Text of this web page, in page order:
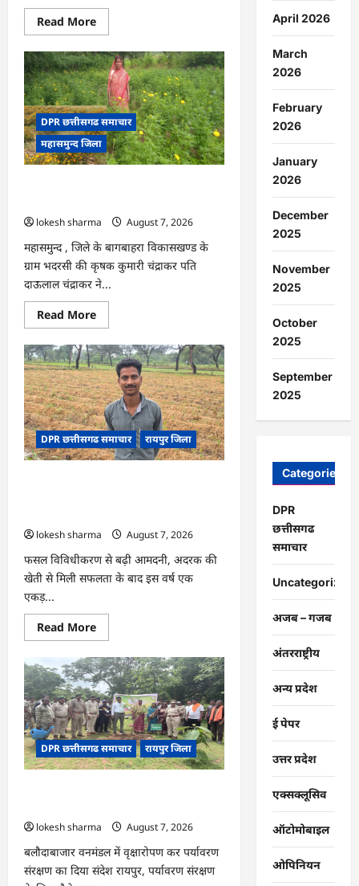
Read MoreRead
more
CG
:
15
अगस्त
को
जिले
में
आजादी
का
जश्न
साक्षरता
में
जाएगा
DPR छत्तीसगढ समाचार
महासमुन्द जिला
lokesh sharma
August 7, 2026
महासमुन्द , जिले के बागबाहरा विकासखण्ड के
ग्राम भदरसी की कृषक कुमारी चंद्राकर पति
दाऊलाल चंद्राकर ने...
Read MoreRead
more
CG
:
गेंदे
की
खेती
से
कुमारी
चंद्राकर
ने
बढ़ाई
अपनी
DPR छत्तीसगढ समाचार रायपुर जिला
lokesh sharma
August 7, 2026
फसल विविधीकरण से बढ़ी आमदनी, अदरक की
खेती से मिली सफलता के बाद इस वर्ष एक
एकड़...
Read MoreRead
more
CG
:
धान
के
साथ
अदरक
की
खेती
ने
बदली
किसान
से
लाखों
का
मुनाफा
DPR छत्तीसगढ समाचार रायपुर जिला
lokesh sharma
August 7, 2026
बलौदाबाजार वनमंडल में वृक्षारोपण कर पर्यावरण
संरक्षण का दिया संदेश रायपुर, पर्यावरण संरक्षण
April 2026
March
2026
February
2026
January
2026
December
2025
November
2025
October
2025
September
2025
Categories
DPR
छत्तीसगढ
समाचार
Uncategorized
अजब – गजब
अंतरराष्ट्रीय
अन्य प्रदेश
ई पेपर
उत्तर प्रदेश
एक्सक्लूसिव
ऑटोमोबाइल
ओपिनियन